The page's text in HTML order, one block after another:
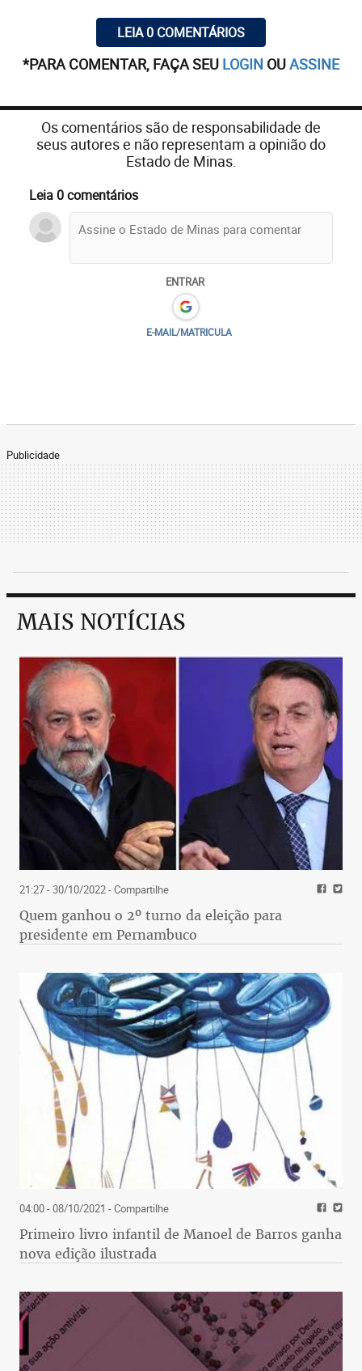
LEIA 0 COMENTÁRIOS
*PARA COMENTAR, FAÇA SEU LOGIN OUASSINE
Os comentários são de responsabilidade de
seus autores e não representam a opinião do
Estado de Minas.
Leia 0 comentários
ENTRAR
E-MAIL/MATRICULA
Publicidade
MAIS NOTÍCIAS
21:27 - 30/10/2022- Compartilhe
Quem ganhou o 2º turno da eleição para
presidente em Pernambuco
04:00 - 08/10/2021 - Compartilhe
Primeiro livro infantil de Manoel de Barros ganha
nova edição ilustrada